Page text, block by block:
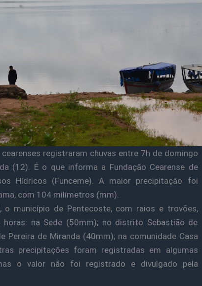
registraram chuvas entre 7h de domingo
(12). É o que informa a Fundação Cearense de
Hídricos (Funceme). A maior precipitação foi
com 104 milímetros (mm).
o município de Pentecoste, com raios e trovões,
na Sede (50mm); no distrito Sebastião de
Pereira de Miranda (40mm); na comunidade Casa
precipitações foram registradas em algumas
o valor não foi registrado e divulgado pela